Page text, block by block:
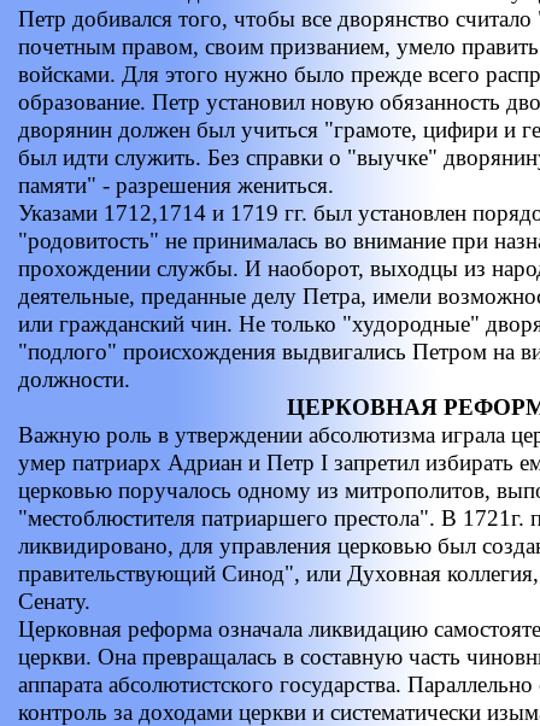
Петр добивался того, чтобы все дворянство
почетным правом, своим призванием, умело править
войсками. Для этого нужно было прежде всего
образование. Петр установил новую обязанность
дворянин должен был учиться "грамоте, цифири и
был идти служить. Без справки о "выучке"
памяти" - разрешения жениться.
Указами 1712,1714 и 1719 гг. был установлен
"родовитость" не принималась во внимание при
прохождении службы. И наоборот, выходцы из
деятельные, преданные делу Петра, имели
или гражданский чин. Не только "худородные"
"подлого" происхождения выдвигались Петром на
должности.
ЦЕРКОВНАЯ
Важную роль в утверждении абсолютизма играла
умер патриарх Адриан и Петр I запретил избирать
церковью поручалось одному из митрополитов,
"местоблюстителя патриаршего престола". В 1721г.
ликвидировано, для управления церковью был
правительствующий Синод", или Духовная
Сенату.
Церковная реформа означала ликвидацию
церкви. Она превращалась в составную часть
аппарата абсолютистского государства.
контроль за доходами церкви и систематически